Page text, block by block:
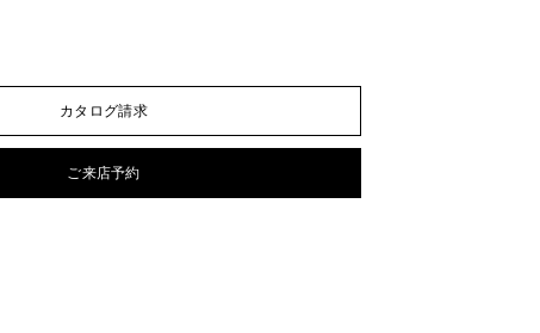
カタログ請求
ご来店予約